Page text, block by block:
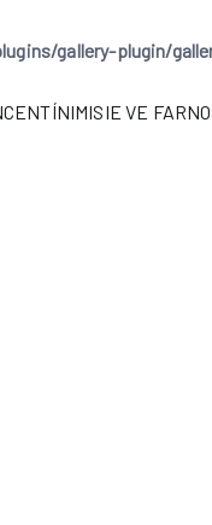
gallery-plugin/
MISIE VE